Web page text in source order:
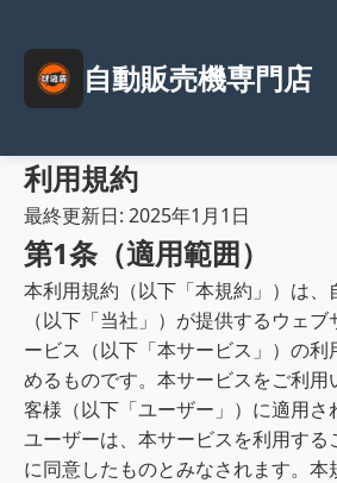
自動販売機専門店
利用規約
最終更新日: 2025年1月1日
第1条（適用範囲）
本利用規約（以下「本規約」）は、
（以下「当社」）が提供するウェ
ービス（以下「本サービス」）の利
めるものです。本サービスをご利用
客様（以下「ユーザー」）に適用さ
ユーザーは、本サービスを利用する
に同意したものとみなされます。本